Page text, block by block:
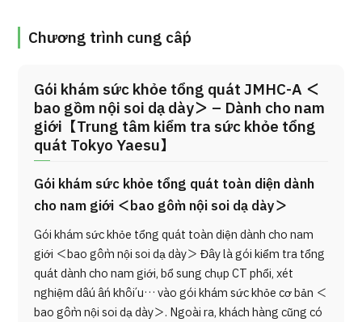
Chương trình cung cấp
Gói khám sức khỏe tổng quát JMHC-A ＜
bao gồm nội soi dạ dày＞ – Dành cho nam
giới【Trung tâm kiểm tra sức khỏe tổng
quát Tokyo Yaesu】
Gói khám sức khỏe tổng quát toàn diện dành
cho nam giới ＜bao gồm nội soi dạ dày＞
Gói khám sức khỏe tổng quát toàn diện dành cho nam
giới ＜bao gồm nội soi dạ dày＞ Đây là gói kiểm tra tổng
quát dành cho nam giới, bổ sung chụp CT phổi, xét
nghiệm dấu ấn khối u… vào gói khám sức khỏe cơ bản ＜
bao gồm nội soi dạ dày＞. Ngoài ra, khách hàng cũng có